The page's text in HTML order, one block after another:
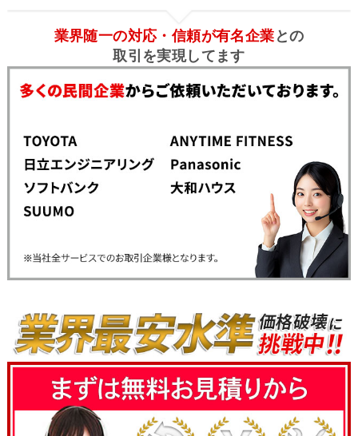
業界随一の対応・信頼が有名企業 との
取引を実現してます